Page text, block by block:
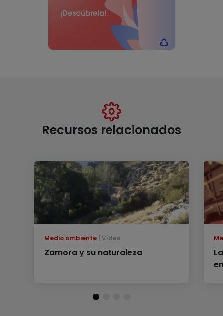
Recursos relacionados
Medio ambiente Vídeo
Zamora y su naturaleza